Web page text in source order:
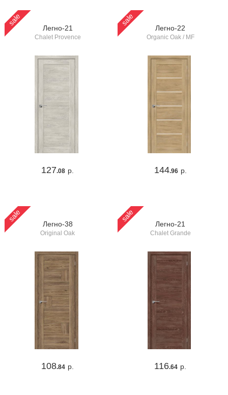
sale
Легно-21
Chalet Provence
127.08 р.
sale
Легно-22
Organic Oak / MF
144.96 р.
sale
Легно-38
Original Oak
108.84 р.
sale
Легно-21
Chalet Grande
116.64 р.